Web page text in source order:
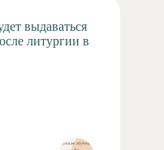
выдаваться
литургии в